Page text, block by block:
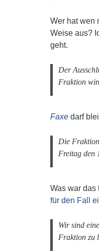
Wer hat wen
Weise aus?
geht.
Der
Fraktion
Faxe darf
Die
Freitag den
Was war das
für den Fall
Wir sind
Fraktion zu